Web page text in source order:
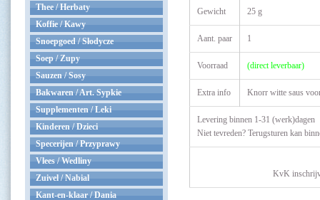
Thee / Herbaty
Koffie / Kawy
Snoepgoed / Słodycze
Soep / Zupy
Sauzen / Sosy
Bakwaren / Art. Sypkie
Supplementen / Leki
Kinderen / Dzieci
Specerijen / Przyprawy
Vlees / Wedliny
Zuivel / Nabial
Kant-en-klaar / Dania
Gewicht 25 g
Aant. paar 1
Voorraad (direct leverbaar)
Extra info Knorr witte saus
Levering binnen 1-31 (werk)dagen
Niet tevreden? Terugsturen kan
KvK